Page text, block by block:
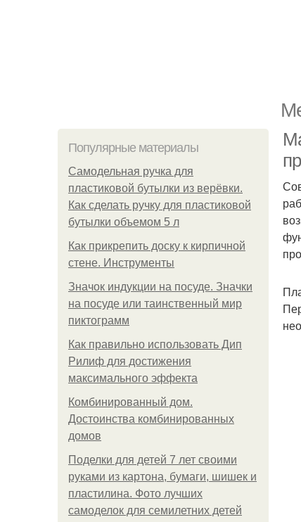
Популярные материалы
Самодельная ручка для
пластиковой бутылки из верёвки.
Как сделать ручку для пластиковой
бутылки объемом 5 л
Как прикрепить доску к кирпичной
стене. Инструменты
Значок индукции на посуде. Значки
на посуде или таинственный мир
пиктограмм
Как правильно использовать Дип
Рилиф для достижения
максимального эффекта
Комбинированный дом.
Достоинства комбинированных
домов
Поделки для детей 7 лет своими
руками из картона, бумаги, шишек и
пластилина. Фото лучших
самоделок для семилетних детей